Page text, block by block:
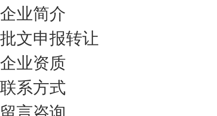
企业简介
批文申报转让
企业资质
联系方式
留言咨询